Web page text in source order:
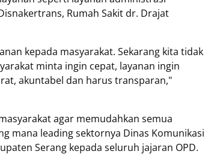
Rumah Sakit dr. Drajat
kepada masyarakat. Sekarang kita tidak
minta ingin cepat, layanan ingin
akuntabel dan harus transparan,"
agar memudahkan semua
mana leading sektornya Dinas Komunikasi
Serang kepada seluruh jajaran OPD.